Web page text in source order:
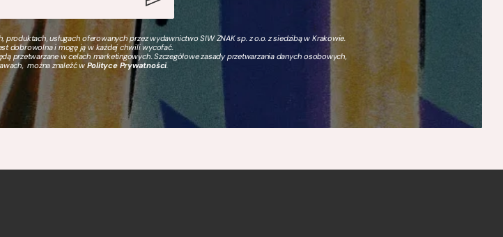
usługach oferowanych przez wydawnictwo SIW ZNAK sp. z o.o. z siedzibą w Krakowie.
dobrowolna i mogę ją w każdej chwili wycofać.
przetwarzane w celach marketingowych. Szczegółowe zasady przetwarzania danych osobowych,
można znaleźć wPolityce Prywatności.